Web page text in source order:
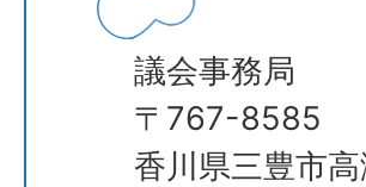
議会事務局
​​​​​​​〒767-8585
香川県三豊市